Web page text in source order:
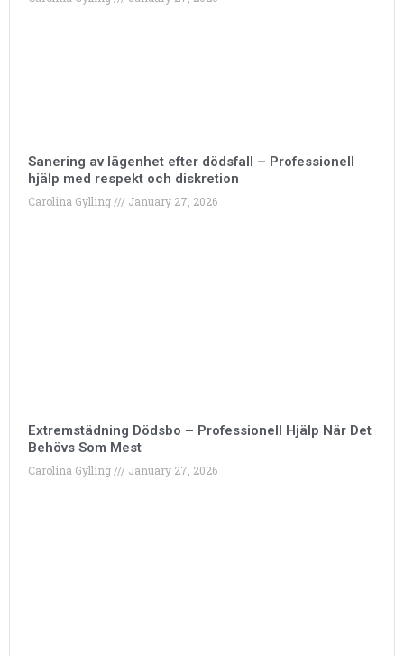
Sanering av lägenhet efter dödsfall – Professionell
hjälp med respekt och diskretion
Carolina Gylling January 27, 2026
Extremstädning Dödsbo – Professionell Hjälp När Det
Behövs Som Mest
Carolina Gylling January 27, 2026